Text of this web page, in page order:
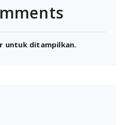
untuk ditampilkan.